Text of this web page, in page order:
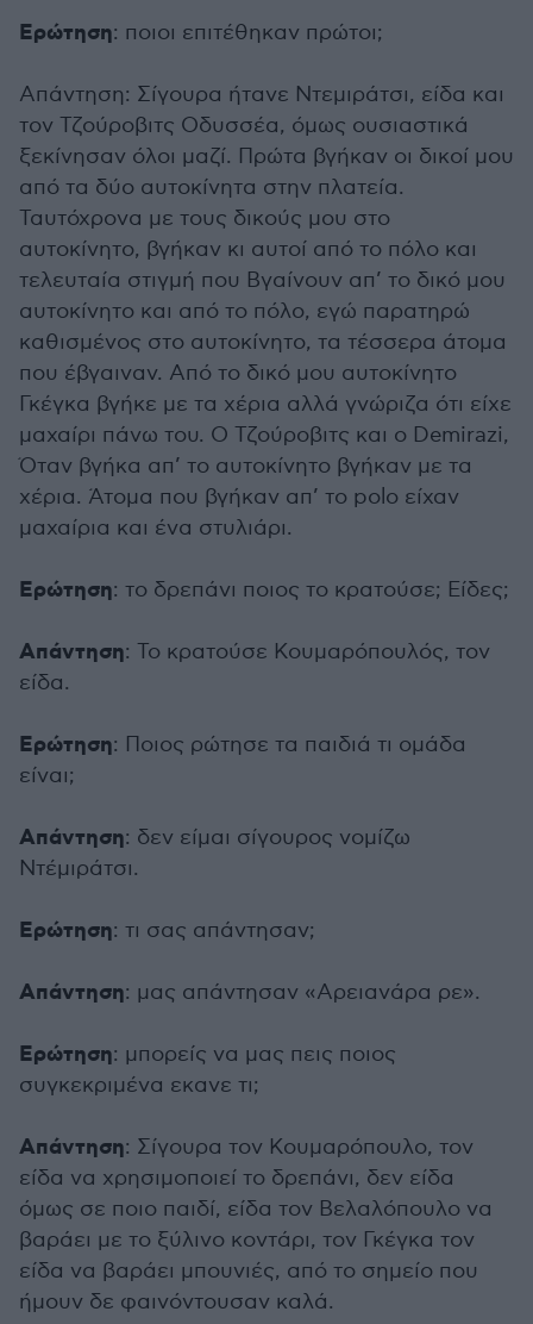
Ερώτηση: ποιοι επιτέθηκαν πρώτοι;
Απάντηση: Σίγουρα ήτανε Ντεμιράτσι, είδα και
τον Τζούροβιτς Οδυσσέα, όμως ουσιαστικά
ξεκίνησαν όλοι μαζί. Πρώτα βγήκαν οι δικοί μου
από τα δύο αυτοκίνητα στην πλατεία.
Ταυτόχρονα με τους δικούς μου στο
αυτοκίνητο, βγήκαν κι αυτοί από το πόλο και
τελευταία στιγμή που Βγαίνουν απ’ το δικό μου
αυτοκίνητο και από το πόλο, εγώ παρατηρώ
καθισμένος στο αυτοκίνητο, τα τέσσερα άτομα
που έβγαιναν. Από το δικό μου αυτοκίνητο
Γκέγκα βγήκε με τα χέρια αλλά γνώριζα ότι είχε
μαχαίρι πάνω του. Ο Τζούροβιτς και ο Demirazi,
Όταν βγήκα απ’ το αυτοκίνητο βγήκαν με τα
χέρια. Άτομα που βγήκαν απ’ το polo είχαν
μαχαίρια και ένα στυλιάρι.
Ερώτηση: το δρεπάνι ποιος το κρατούσε; Είδες;
Απάντηση: Το κρατούσε Κουμαρόπουλός, τον
είδα.
Ερώτηση: Ποιος ρώτησε τα παιδιά τι ομάδα
είναι;
Απάντηση: δεν είμαι σίγουρος νομίζω
Ντέμιράτσι.
Ερώτηση: τι σας απάντησαν;
Απάντηση: μας απάντησαν «Αρειανάρα ρε».
Ερώτηση: μπορείς να μας πεις ποιος
συγκεκριμένα εκανε τι;
Απάντηση: Σίγουρα τον Κουμαρόπουλο, τον
είδα να χρησιμοποιεί το δρεπάνι, δεν είδα
όμως σε ποιο παιδί, είδα τον Βελαλόπουλο να
βαράει με το ξύλινο κοντάρι, τον Γκέγκα τον
είδα να βαράει μπουνιές, από το σημείο που
ήμουν δε φαινόντουσαν καλά.